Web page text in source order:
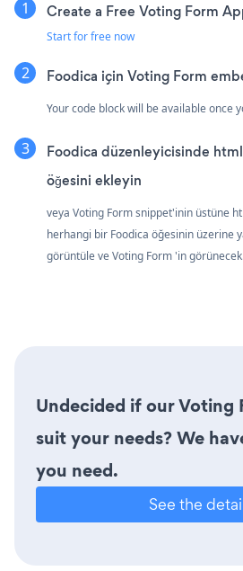
Create a Free Voting Form
Start for free now
Foodica için Voting Form
Your code block will be available once
Foodica düzenleyicisinde
öğesini ekleyin
veya Voting Form snippet'inin üstüne
herhangi bir Foodica öğesinin üzerine
görüntüle ve Voting Form 'in
Undecided if our Voting
suit your needs? We
you need.
See the